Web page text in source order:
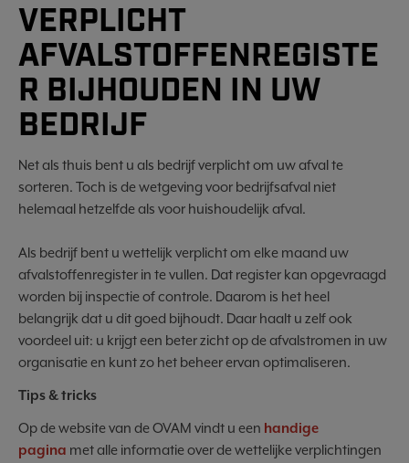
VERPLICHT
AFVALSTOFFENREGISTE
R BIJHOUDEN IN UW
BEDRIJF
Net als thuis bent u als bedrijf verplicht om uw afval te
sorteren. Toch is de wetgeving voor bedrijfsafval niet
helemaal hetzelfde als voor huishoudelijk afval.
Als bedrijf bent u wettelijk verplicht om elke maand uw
afvalstoffenregister in te vullen. Dat register kan opgevraagd
worden bij inspectie of controle. Daarom is het heel
belangrijk dat u dit goed bijhoudt. Daar haalt u zelf ook
voordeel uit: u krijgt een beter zicht op de afvalstromen in uw
organisatie en kunt zo het beheer ervan optimaliseren.
Tips & tricks
Op de website van de OVAM vindt u een handige
pagina met alle informatie over de wettelijke verplichtingen